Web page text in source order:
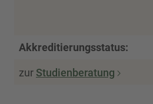
Akkreditierungsstatus:
zur Studienberatung